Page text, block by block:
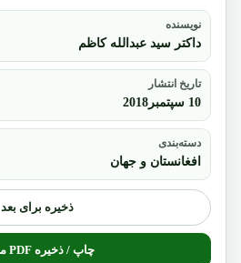
نویسنده
داکتر سید عبدالله کاظم
تاریخ انتشار
10 سپتمبر2018
دسته‌بندی
افغانستان و جهان
ذخیره برای بعد
چاپ / ذخیره PDF مقاله